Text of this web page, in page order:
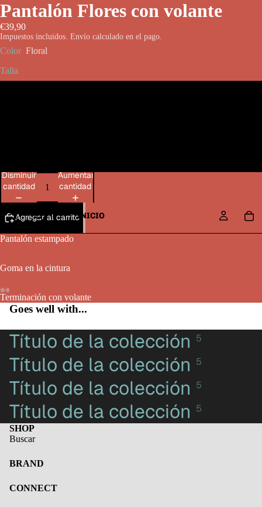
INICIO
Pantalón Flores con volante
€39,90
Impuestos incluidos. Envío calculado en el pago.
Color Floral
Talla
Disminuir
cantidad
Aumentar
cantidad
Agregar al carrito
Pantalón estampado
Goma en la cintura
Terminación con volante
Goes well with...
Título de la colección 5
Título de la colección 5
Título de la colección 5
Título de la colección 5
SHOP
Buscar
BRAND
CONNECT